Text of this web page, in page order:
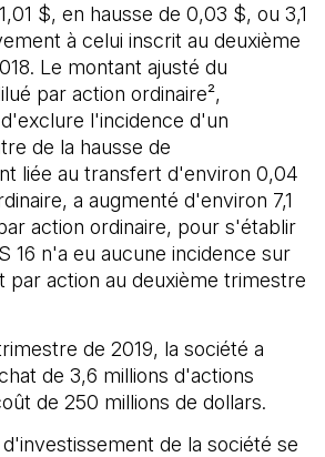
$, en hausse de 0,03 $, ou 3,1
à celui inscrit au deuxième
Le montant ajusté du
par action ordinaire²,
l'incidence d'un
de la hausse de
liée au transfert d'environ 0,04
a augmenté d'environ 7,1
action ordinaire, pour s'établir
16 n'a eu aucune incidence sur
par action au deuxième trimestre
de 2019, la société a
de 3,6 millions d'actions
de 250 millions de dollars.
de la société se